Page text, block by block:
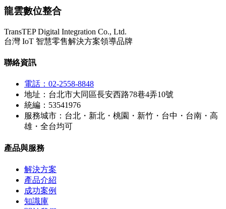
龍雲數位整合
TransTEP Digital Integration Co., Ltd.
台灣 IoT 智慧零售解決方案領導品牌
聯絡資訊
電話：02-2558-8848
地址：台北市大同區長安西路78巷4弄10號
統編：53541976
服務城市：台北・新北・桃園・新竹・台中・台南・高
雄・全台均可
產品與服務
解決方案
產品介紹
成功案例
知識庫